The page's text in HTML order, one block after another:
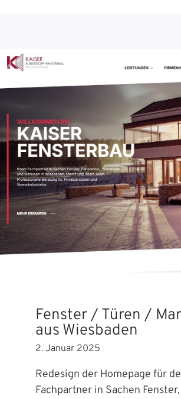
Fenster / Türen /
aus Wiesbaden
2. Januar 2025
Redesign der Homepage für
Fachpartner in Sachen Fenster,